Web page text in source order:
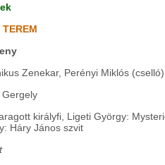
Zenekar, Perényi Miklós
Gergely
királyfi, Ligeti György:
Háry János szvit